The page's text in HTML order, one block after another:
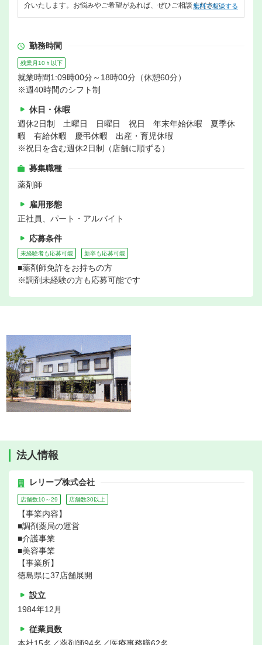
介いたします。お悩みやご希望があれば、ぜひご相談ください。
無料で相談する
勤務時間
残業月10ｈ以下
就業時間1:09時00分～18時00分（休憩60分）
※週40時間のシフト制
休日・休暇
週休2日制 土曜日 日曜日 祝日 年末年始休暇 夏季休
暇 有給休暇 慶弔休暇 出産・育児休暇
※祝日を含む週休2日制（店舗に順ずる）
募集職種
薬剤師
雇用形態
正社員、パート・アルバイト
応募条件
未経験者も応募可能 新卒も応募可能
■薬剤師免許をお持ちの方
※調剤未経験の方も応募可能です
法人情報
レリープ株式会社
店舗数10～29 店舗数30以上
【事業内容】
■調剤薬局の運営
■介護事業
■美容事業
【事業所】
徳島県に37店舗展開
設立
1984年12月
従業員数